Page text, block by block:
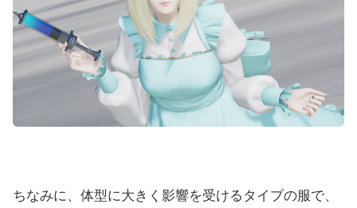
ちなみに、体型に大きく影響を受けるタイプの服で、